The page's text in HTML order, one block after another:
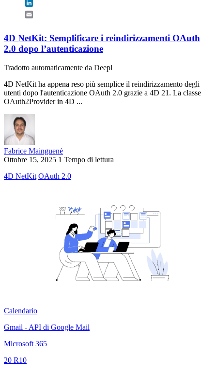
4D NetKit: Semplificare i reindirizzamenti OAuth
2.0 dopo l’autenticazione
Tradotto automaticamente da Deepl
4D NetKit ha appena reso più semplice il reindirizzamento degli
utenti dopo l'autenticazione OAuth 2.0 grazie a 4D 21. La classe
OAuth2Provider in 4D ...
Fabrice Mainguené
Ottobre 15, 2025 1 Tempo di lettura
4D NetKit OAuth 2.0
Calendario
Gmail - API di Google Mail
Microsoft 365
20 R10